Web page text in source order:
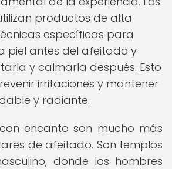
productos de alta
específicas para
piel antes del afeitado y
y calmarla después. Esto
irritaciones y mantener
y radiante.
encanto son mucho más
de afeitado. Son templos
donde los hombres